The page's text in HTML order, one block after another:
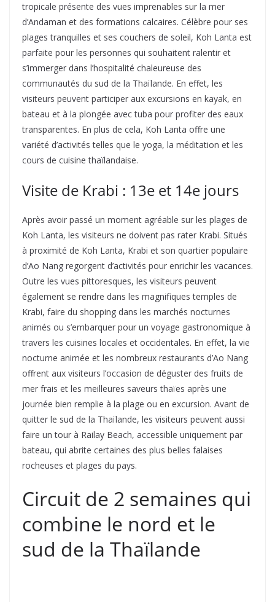
tropicale présente des vues imprenables sur la mer
d’Andaman et des formations calcaires. Célèbre pour ses
plages tranquilles et ses couchers de soleil, Koh Lanta est
parfaite pour les personnes qui souhaitent ralentir et
s’immerger dans l’hospitalité chaleureuse des
communautés du sud de la Thaïlande. En effet, les
visiteurs peuvent participer aux excursions en kayak, en
bateau et à la plongée avec tuba pour profiter des eaux
transparentes. En plus de cela, Koh Lanta offre une
variété d’activités telles que le yoga, la méditation et les
cours de cuisine thaïlandaise.
Visite de Krabi : 13e et 14e jours
Après avoir passé un moment agréable sur les plages de
Koh Lanta, les visiteurs ne doivent pas rater Krabi. Situés
à proximité de Koh Lanta, Krabi et son quartier populaire
d’Ao Nang regorgent d’activités pour enrichir les vacances.
Outre les vues pittoresques, les visiteurs peuvent
également se rendre dans les magnifiques temples de
Krabi, faire du shopping dans les marchés nocturnes
animés ou s’embarquer pour un voyage gastronomique à
travers les cuisines locales et occidentales. En effet, la vie
nocturne animée et les nombreux restaurants d’Ao Nang
offrent aux visiteurs l’occasion de déguster des fruits de
mer frais et les meilleures saveurs thaïes après une
journée bien remplie à la plage ou en excursion. Avant de
quitter le sud de la Thaïlande, les visiteurs peuvent aussi
faire un tour à Railay Beach, accessible uniquement par
bateau, qui abrite certaines des plus belles falaises
rocheuses et plages du pays.
Circuit de 2 semaines qui
combine le nord et le
sud de la Thaïlande